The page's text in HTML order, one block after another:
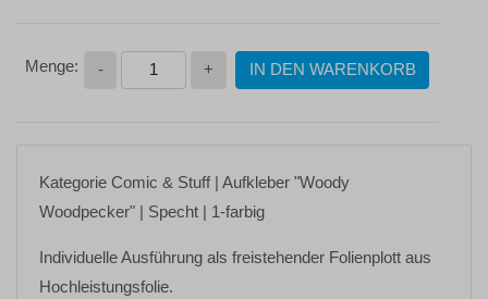
- + IN DEN WARENKORB
Kategorie Comic & Stuff | Aufkleber "Woody
Woodpecker" | Specht | 1-farbig
Individuelle Ausführung als freistehender Folienplott aus
Hochleistungsfolie.